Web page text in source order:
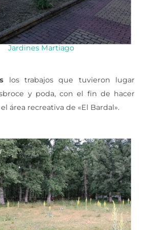
Jardines Martiago
los trabajos que tuvieron lugar
y poda, con el fin de hacer
área recreativa de «El Bardal».